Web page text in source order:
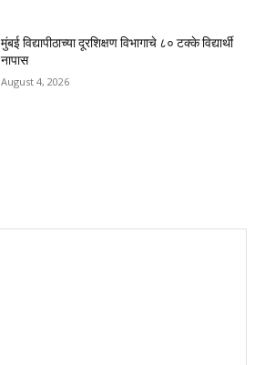
मुंबई विद्यापीठाच्या दूरशिक्षण विभागाचे ८० टक्के विद्यार्थी
नापास
August 4, 2026